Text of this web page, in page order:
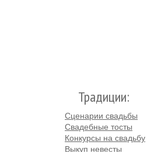
Традиции:
Сценарии свадьбы
Свадебные тосты
Конкурсы на свадьбу
Выкуп невесты